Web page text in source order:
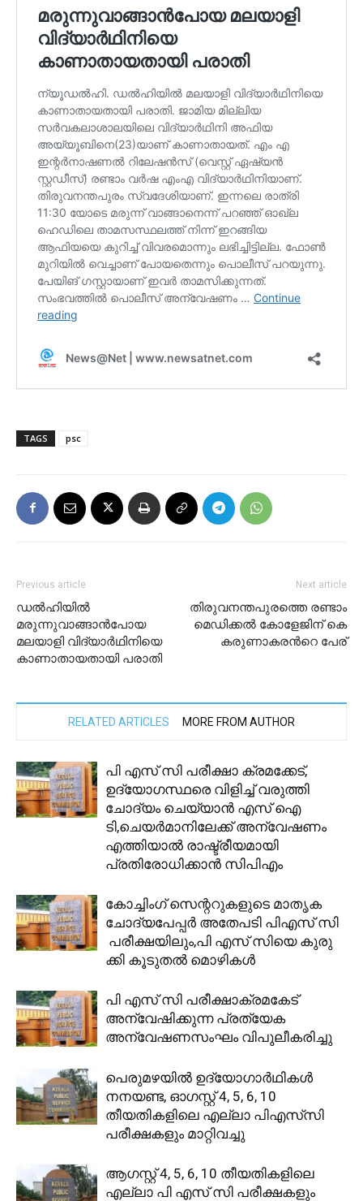
TAGS psc
Previous article
ഡല്‍ഹിയില്‍
മരുന്നുവാങ്ങാന്‍പോയ
മലയാളി വിദ്യാര്‍ഥിനിയെ
കാണാതായതായി പരാതി
Next article
തിരുവനന്തപുരത്തെ രണ്ടാം
മെഡിക്കൽ കോളേജിന് കെ
കരുണാകരന്‍റെ പേര്
RELATED ARTICLES MORE FROM AUTHOR
പി എസ് സി പരീക്ഷാ ക്രമക്കേട്,
ഉദ്യോഗസ്ഥരെ വിളിച്ച് വരുത്തി
ചോദ്യം ചെയ്യാൻ എസ് ഐ
ടി,ചെയർമാനിലേക്ക് അന്വേഷണം
എത്തിയാൽ രാഷ്ട്രീയമായി
പ്രതിരോധിക്കാൻ സിപിഎം
കോച്ചിംഗ് സെന്ററുകളുടെ മാതൃക
ചോദ്യപേപ്പർ അതേപടി പിഎസ് സി
പരീക്ഷയിലും,പി എസ് സിയെ കുരു
ക്കി കൂടുതൽ മൊഴികൾ
പി എസ് സി പരീക്ഷാക്രമകേട്
അന്വേഷിക്കുന്ന പ്രത്യേക
അന്വേഷണസംഘം വിപുലീകരിച്ചു
പെരുമഴയിൽ ഉദ്യോഗാർഥികൾ
നനയണ്ട, ഓഗസ്റ്റ് 4, 5, 6, 10
തീയതികളിലെ എല്ലാ പിഎസ്‌സി
പരീക്ഷകളും മാറ്റിവച്ചു
ആഗസ്റ്റ് 4, 5, 6, 10 തീയതികളിലെ
എല്ലാ പി എസ്‌ സി പരീക്ഷകളും